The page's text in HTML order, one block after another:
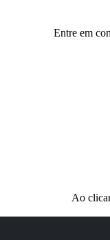
Entre em
Ao